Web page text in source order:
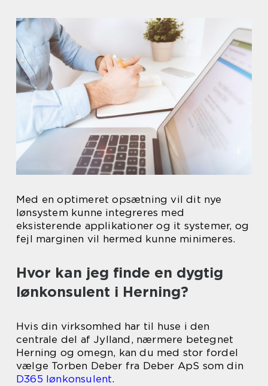
Med en optimeret opsætning vil dit nye
lønsystem kunne integreres med
eksisterende applikationer og it systemer, og
fejl marginen vil hermed kunne minimeres.
Hvor kan jeg finde en dygtig
lønkonsulent i Herning?
Hvis din virksomhed har til huse i den
centrale del af Jylland, nærmere betegnet
Herning og omegn, kan du med stor fordel
vælge Torben Deber fra Deber ApS som din
D365 lønkonsulent.